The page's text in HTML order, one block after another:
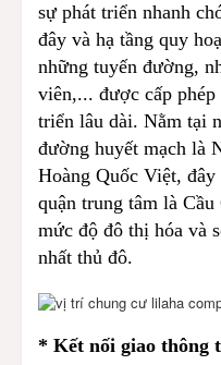
sự phát triển nhanh
đây và hạ tầng quy
những tuyến đường,
viên,... được cấp
triển lâu dài. Nằm tại
đường huyết mạch là
Hoàng Quốc Việt,
quận trung tâm là
mức độ đô thị hóa và
nhất thủ đô.
* Kết nối giao thông